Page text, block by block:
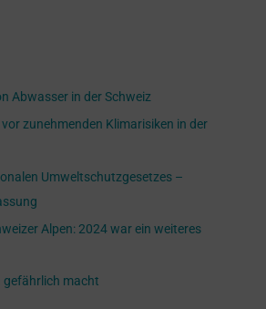
Abwasser in der Schweiz
zunehmenden Klimarisiken in der
Umweltschutzgesetzes –
Alpen: 2024 war ein weiteres
gefährlich macht